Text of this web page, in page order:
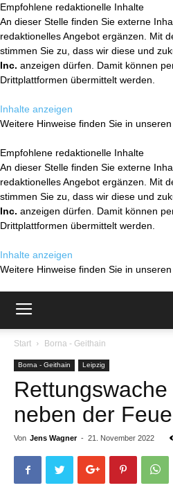
Empfohlene redaktionelle Inhalte
An dieser Stelle finden Sie externe
redaktionelles Angebot ergänzen. Mit
stimmen Sie zu, dass wir diese und
Inc. anzeigen dürfen. Damit können
Drittplattformen übermittelt werden.
Inhalte anzeigen
Weitere Hinweise finden Sie in unseren
Empfohlene redaktionelle Inhalte
An dieser Stelle finden Sie externe
redaktionelles Angebot ergänzen. Mit
stimmen Sie zu, dass wir diese und
Inc. anzeigen dürfen. Damit können
Drittplattformen übermittelt werden.
Inhalte anzeigen
Weitere Hinweise finden Sie in unseren
Start Borna - Geithain
Borna - Geithain Leipzig
Rettungswache
neben der
Von Jens Wagner - 21. November 2022